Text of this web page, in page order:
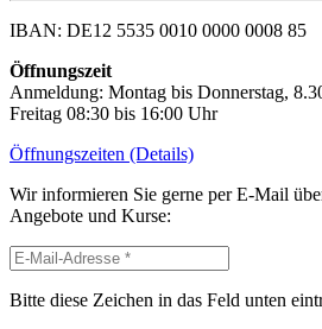
IBAN: DE12 5535 0010 0000 0008 85
Öffnungszeit
Anmeldung: Montag bis Donnerstag,
Freitag 08:30 bis 16:00 Uhr
Öffnungszeiten (Details)
Wir informieren Sie gerne per E-Mail
Angebote und Kurse:
Bitte diese Zeichen in das Feld unten